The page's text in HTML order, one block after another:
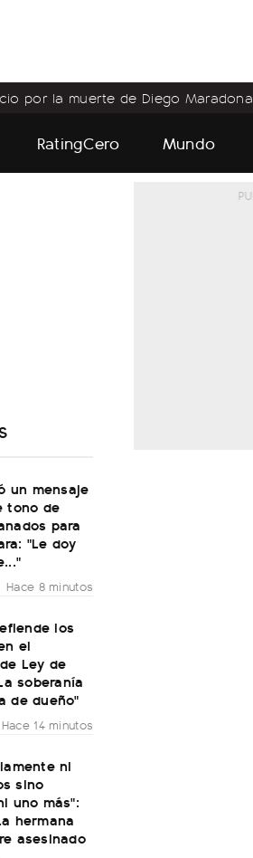
por la muerte de Diego Maradona
RatingCero Mundo
un mensaje
tono de
para
"Le doy
Hace 8 minutos
los
el
Ley de
soberanía
de dueño"
Hace 14 minutos
ni
sino
uno más":
hermana
asesinado